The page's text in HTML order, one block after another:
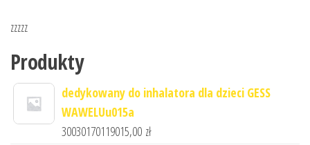
zzzzz
Produkty
dedykowany do inhalatora dla dzieci GESS
WAWELUu015a
30030170119015,00 zł